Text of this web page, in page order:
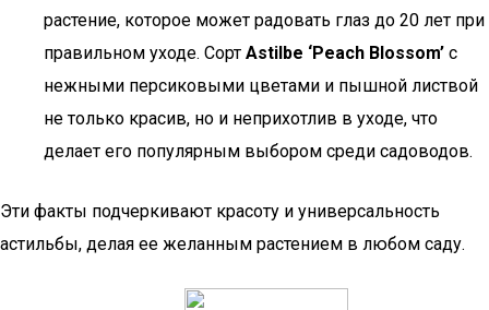
растение, которое может радовать глаз до 20 лет при
правильном уходе. Сорт Astilbe ‘Peach Blossom’ с
нежными персиковыми цветами и пышной листвой
не только красив, но и неприхотлив в уходе, что
делает его популярным выбором среди садоводов.
Эти факты подчеркивают красоту и универсальность
астильбы, делая ее желанным растением в любом саду.